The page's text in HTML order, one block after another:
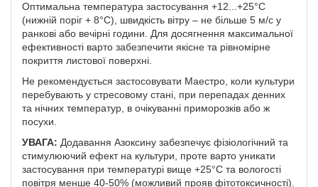
Оптимальна температура застосування +12...+25°C
(нижній поріг + 8°C), швидкість вітру – не більше 5 м/с у
ранкові або вечірні години. Для досягнення максимальної
ефективності варто забезпечити якісне та рівномірне
покриття листової поверхні.
Не рекомендується застосовувати Маестро, коли культури
перебувають у стресовому стані, при перепадах денних
та нічних температур, в очікуванні приморозків або ж
посухи.
УВАГА: Додавання Азоксину забезпечує фізіологічний та
стимулюючий ефект на культури, проте варто уникати
застосування при температурі вище +25°C та вологості
повітря менше 40-50% (можливий прояв фітотоксичності).